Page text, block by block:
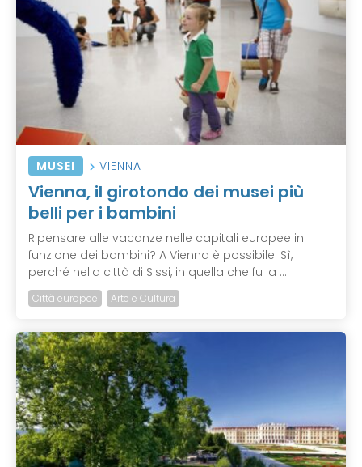
MUSEI VIENNA
Vienna, il girotondo dei musei più
belli per i bambini
Ripensare alle vacanze nelle capitali europee in
funzione dei bambini? A Vienna è possibile! Sì,
perché nella città di Sissi, in quella che fu la ...
Città europee Arte e Cultura